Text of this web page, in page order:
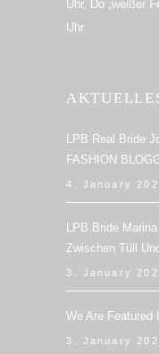
Uhr, Do „weißer
Uhr
LPB Real Bride
FASHION
4. January
LPB Bride
Zwischen Tüll
3. January
We Are Featured
3. January